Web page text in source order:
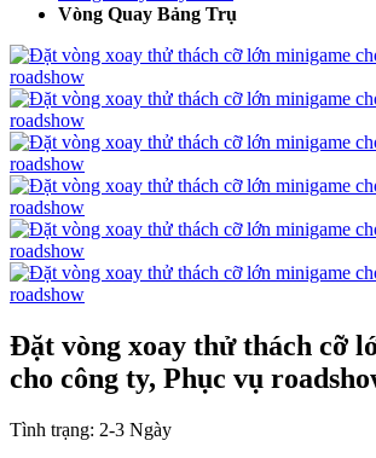
Vòng Quay Bảng Trụ
Đặt vòng xoay thử thách cỡ
cho công ty, Phục vụ
Tình trạng: 2-3 Ngày